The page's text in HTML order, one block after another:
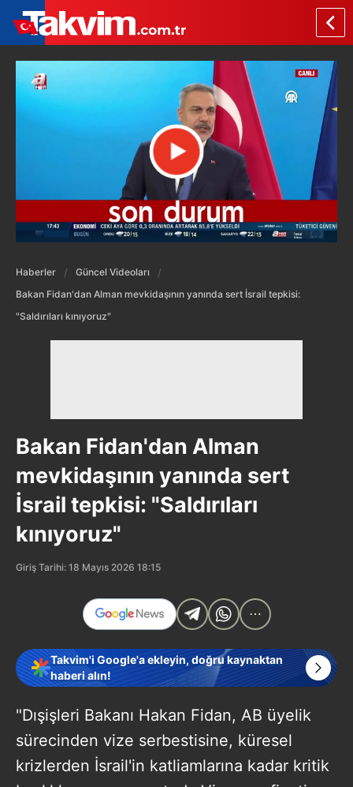
Haberler
Güncel Videoları
Bakan Fidan'dan Alman mevkidaşının yanında sert İsrail tepkisi:
"Saldırıları kınıyoruz"
Bakan Fidan'dan Alman
mevkidaşının yanında sert
İsrail tepkisi: "Saldırıları
kınıyoruz"
Giriş Tarihi: 18 Mayıs 2026 18:15
Takvim'i Google'a ekleyin, doğru kaynaktan
haberi alın!
"Dışişleri Bakanı Hakan Fidan, AB üyelik
sürecinden vize serbestisine, küresel
krizlerden İsrail'in katliamlarına kadar kritik